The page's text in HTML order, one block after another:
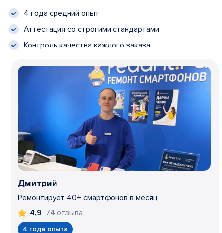
4 года средний опыт
Аттестация со строгими стандартами
Контроль качества каждого заказа
Дмитрий
Ремонтирует 40+ смартфонов в месяц
4,9 74 отзыва
4 года опыта